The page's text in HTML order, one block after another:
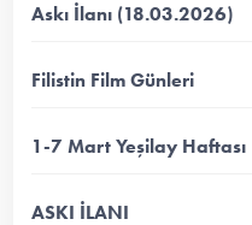
Askı İlanı (18.03.2026)
Filistin Film Günleri
1-7 Mart Yeşilay Haftası
ASKI İLANI